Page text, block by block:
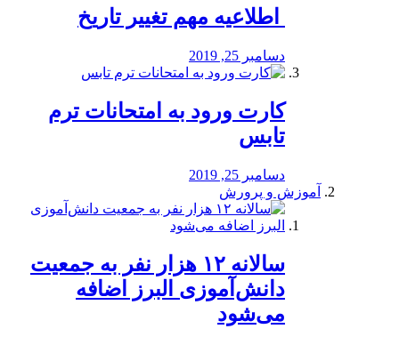
️ اطلاعیه مهم تغییر تاریخ
دسامبر 25, 2019
کارت ورود به امتحانات ترم
تابس
دسامبر 25, 2019
آموزش و پرورش
️سالانه ۱۲ هزار نفر به جمعیت
دانش‌آموزی البرز اضافه
می‌شود